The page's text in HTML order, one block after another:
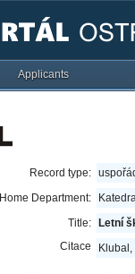
Applicants
Record type:
Home Department:
Title:
Letní
Citace